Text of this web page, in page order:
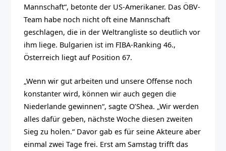
Mannschaft“, betonte der US-Amerikaner. Das ÖBV-
Team habe noch nicht oft eine Mannschaft
geschlagen, die in der Weltrangliste so deutlich vor
ihm liege. Bulgarien ist im FIBA-Ranking 46.,
Österreich liegt auf Position 67.
„Wenn wir gut arbeiten und unsere Offense noch
konstanter wird, können wir auch gegen die
Niederlande gewinnen“, sagte O’Shea. „Wir werden
alles dafür geben, nächste Woche diesen zweiten
Sieg zu holen.“ Davor gab es für seine Akteure aber
einmal zwei Tage frei. Erst am Samstag trifft das